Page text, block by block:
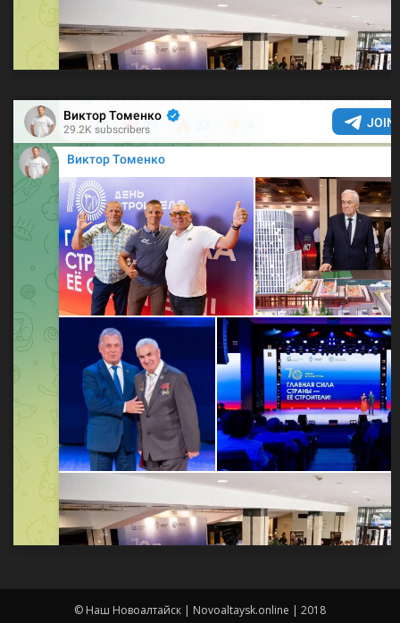
© Наш Новоалтайск | Novoaltaysk.online | 2018